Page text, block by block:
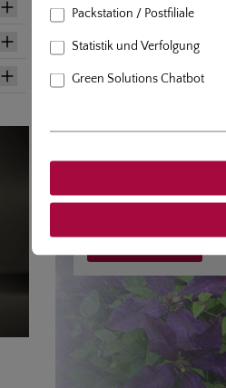
CLEMATIS
Clematis gedeihen in
tiefgründigen
ist auch die Kombination
Waldreben mit
wie Bäumen und
Packstation / Postfiliale
Statistik und Verfolgung
Green Solutions Chatbot